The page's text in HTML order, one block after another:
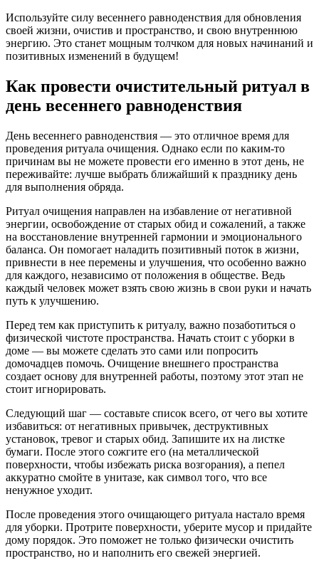
Используйте силу весеннего равноденствия для обновления
своей жизни, очистив и пространство, и свою внутреннюю
энергию. Это станет мощным толчком для новых начинаний и
позитивных изменений в будущем!
Как провести очистительный ритуал в
день весеннего равноденствия
День весеннего равноденствия — это отличное время для
проведения ритуала очищения. Однако если по каким-то
причинам вы не можете провести его именно в этот день, не
переживайте: лучше выбрать ближайший к празднику день
для выполнения обряда.
Ритуал очищения направлен на избавление от негативной
энергии, освобождение от старых обид и сожалений, а также
на восстановление внутренней гармонии и эмоционального
баланса. Он помогает наладить позитивный поток в жизни,
привнести в нее перемены и улучшения, что особенно важно
для каждого, независимо от положения в обществе. Ведь
каждый человек может взять свою жизнь в свои руки и начать
путь к улучшению.
Перед тем как приступить к ритуалу, важно позаботиться о
физической чистоте пространства. Начать стоит с уборки в
доме — вы можете сделать это сами или попросить
домочадцев помочь. Очищение внешнего пространства
создает основу для внутренней работы, поэтому этот этап не
стоит игнорировать.
Следующий шаг — составьте список всего, от чего вы хотите
избавиться: от негативных привычек, деструктивных
установок, тревог и старых обид. Запишите их на листке
бумаги. После этого сожгите его (на металлической
поверхности, чтобы избежать риска возгорания), а пепел
аккуратно смойте в унитазе, как символ того, что все
ненужное уходит.
После проведения этого очищающего ритуала настало время
для уборки. Протрите поверхности, уберите мусор и придайте
дому порядок. Это поможет не только физически очистить
пространство, но и наполнить его свежей энергией.